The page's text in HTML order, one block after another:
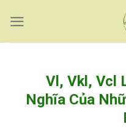
content
Vl, Vkl, Vcl
Nghĩa Của